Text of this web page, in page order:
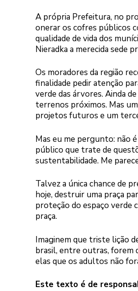
A própria Prefeitura, no
onerar os cofres públicos
qualidade de vida dos
Nieradka a merecida sede
Os moradores da região
finalidade pedir atenção
verde das árvores. Ainda
terrenos próximos. Mas
projetos futuros e um
Mas eu me pergunto: não
público que trate de
sustentabilidade. Me
Talvez a única chance de
hoje, destruir uma praça
proteção do espaço verde
praça.
Imaginem que triste lição
brasil, entre outras, forem
elas que os adultos não
Este texto é de